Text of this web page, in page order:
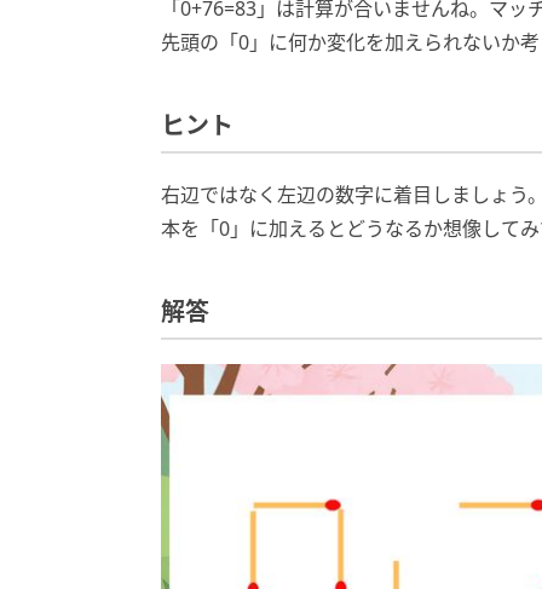
「0+76=83」は計算が合いませんね。マ
先頭の「0」に何か変化を加えられないか
ヒント
右辺ではなく左辺の数字に着目しましょう
本を「0」に加えるとどうなるか想像して
解答